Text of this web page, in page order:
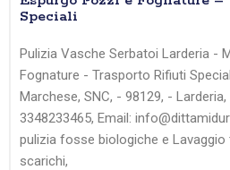
Speciali
Pulizia Vasche Serbatoi Larderia -
Fognature - Trasporto Rifiuti
Marchese, SNC, - 98129, -
3348233465, Email:
pulizia fosse biologiche e Lavaggio
scarichi,